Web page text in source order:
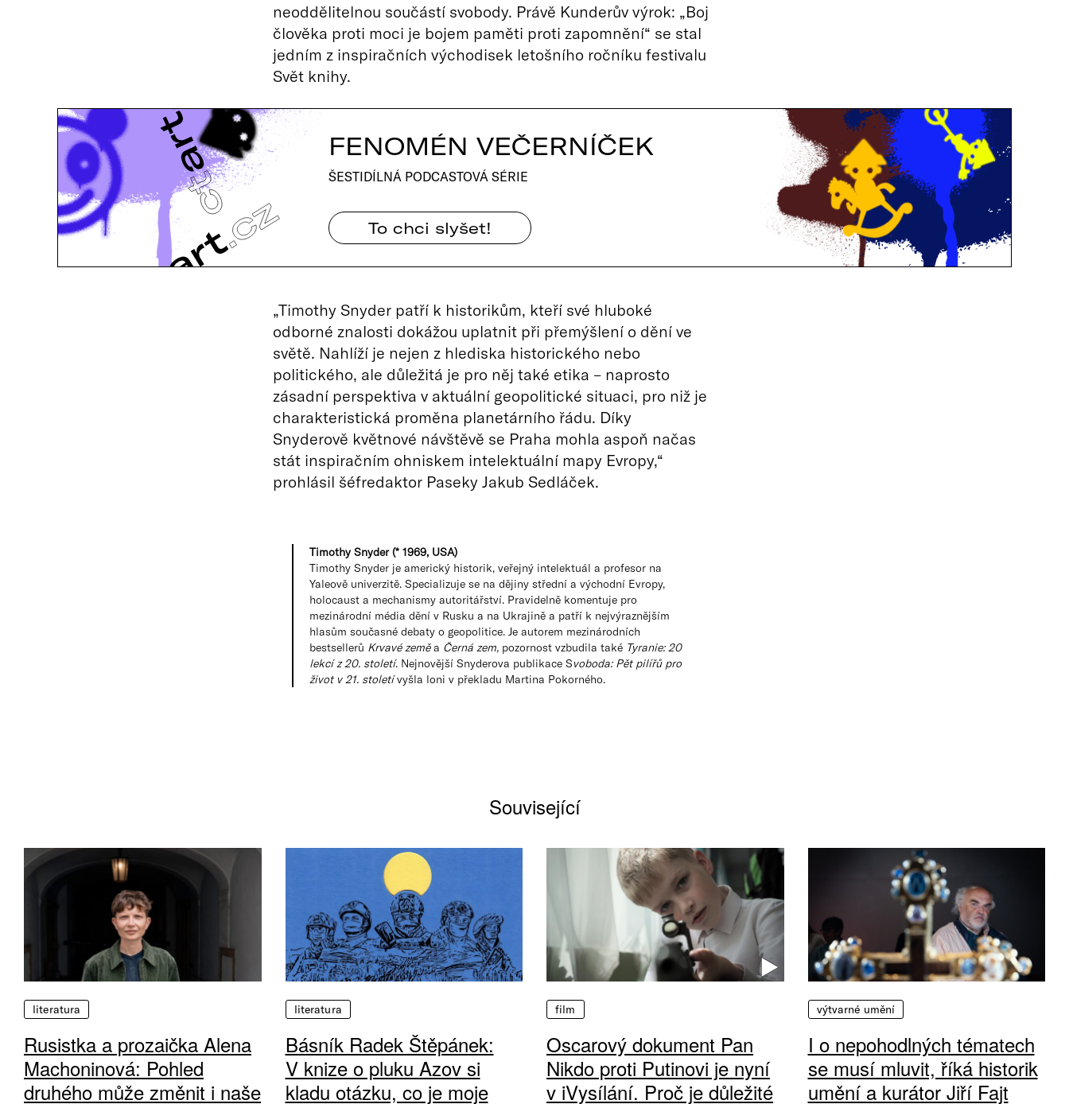
neoddělitelnou součástí svobody. Právě Kunderův výrok: „Boj
člověka proti moci je bojem paměti proti zapomnění“ se stal
jedním z inspiračních východisek letošního ročníku festivalu
Svět knihy.
FENOMÉN VEČERNÍČEK
ŠESTIDÍLNÁ PODCASTOVÁ SÉRIE
To chci slyšet!
„Timothy Snyder patří k historikům, kteří své hluboké
odborné znalosti dokážou uplatnit při přemýšlení o dění ve
světě. Nahlíží je nejen z hlediska historického nebo
politického, ale důležitá je pro něj také etika – naprosto
zásadní perspektiva v aktuální geopolitické situaci, pro niž je
charakteristická proměna planetárního řádu. Díky
Snyderově květnové návštěvě se Praha mohla aspoň načas
stát inspiračním ohniskem intelektuální mapy Evropy,“
prohlásil šéfredaktor Paseky Jakub Sedláček.
Timothy Snyder (* 1969, USA)
Timothy Snyder je americký historik, veřejný intelektuál a profesor na
Yaleově univerzitě. Specializuje se na dějiny střední a východní Evropy,
holocaust a mechanismy autoritářství. Pravidelně komentuje pro
mezinárodní média dění v Rusku a na Ukrajině a patří k nejvýraznějším
hlasům současné debaty o geopolitice. Je autorem mezinárodních
bestsellerů Krvavé zeměa Černá zem, pozornost vzbudila také Tyranie: 20
lekcí z 20. století. Nejnovější Snyderova publikace Svoboda: Pět pilířů pro
život v 21. stoletívyšla loni v překladu Martina Pokorného.
Související
literatura
Rusistka a prozaička Alena
Machoninová: Pohled
druhého může změnit i naše
literatura
Básník Radek Štěpánek:
V knize o pluku Azov si
kladu otázku, co je moje
film
Oscarový dokument Pan
Nikdo proti Putinovi je nyní
v iVysílání. Proč je důležité
výtvarné umění
I o nepohodlných tématech
se musí mluvit, říká historik
umění a kurátor Jiří Fajt